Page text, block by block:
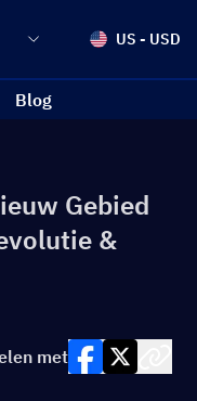
US - USD
Blog
Gebied
&
met